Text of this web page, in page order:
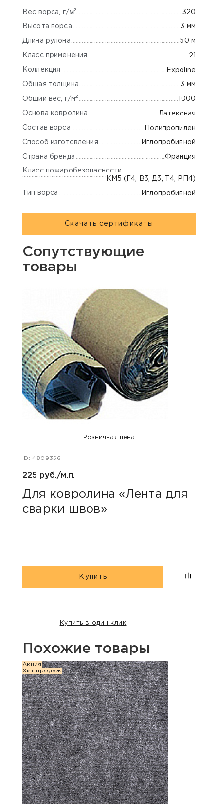
Вес ворса, г/м² 320
Высота ворса 3 мм
Длина рулона 50 м
Класс применения 21
Коллекция Expoline
Общая толщина 3 мм
Общий вес, г/м2 1000
Основа ковролина Латексная
Состав ворса Полипропилен
Способ изготовления Иглопробивной
Страна бренда Франция
Класс пожаробезопасности
КМ5 (Г4, В3, Д3, Т4, РП4)
Тип ворса Иглопробивной
Скачать сертификаты
Сопутствующие
товары
Розничная цена
ID: 4809356
225 руб./м.п.
Для ковролина «Лента для
сварки швов»
Купить
Купить в один клик
Похожие товары
Акция
Хит продаж